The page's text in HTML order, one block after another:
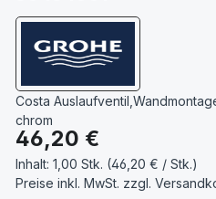
Costa
chrom
Regulärer Preis:
46,20 €
Inhalt: 1,00 Stk. (46,20 € / Stk.)
Preise inkl. MwSt. zzgl.